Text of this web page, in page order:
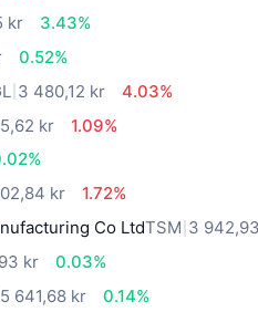
kr
3.43%
0.52%
3 480,12 kr
4.03%
kr
1.09%
kr
1.72%
Co LtdTSM 3
kr
0.03%
5 641,68 kr
0.14%